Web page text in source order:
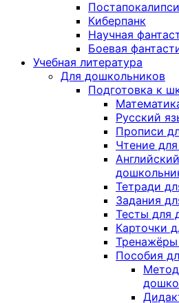
Киберпанк
Научная
Боевая
Учебная литература
Для дошкольников
Подготовка к
Русский
Прописи
Чтение
Тетради
Задания
Тесты для
Карточки
Пособия